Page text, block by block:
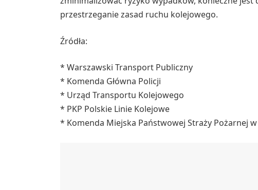
przestrzeganie zasad ruchu kolejowego.
Źródła:
* Warszawski Transport Publiczny
* Komenda Główna Policji
* Urząd Transportu Kolejowego
* PKP Polskie Linie Kolejowe
* Komenda Miejska Państwowej Straży Pożarnej